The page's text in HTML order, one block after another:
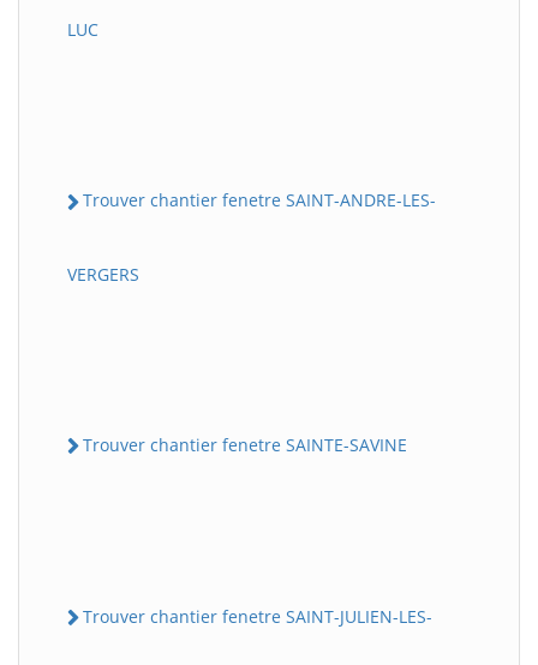
LUC
Trouver chantier fenetre SAINT-ANDRE-LES-
VERGERS
Trouver chantier fenetre SAINTE-SAVINE
Trouver chantier fenetre SAINT-JULIEN-LES-